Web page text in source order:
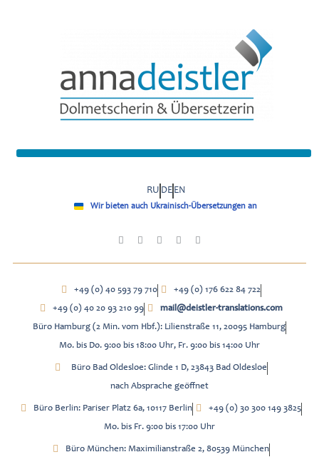
RU DE EN
Wir bieten auch Ukrainisch-Übersetzungen an
+49 (0) 40 593 79 710
+49 (0) 176 622 84 722
+49 (0) 40 20 93 210 99
mail@deistler-translations.com
Büro Hamburg (2 Min. vom Hbf.): Lilienstraße 11, 20095 Hamburg
Mo. bis Do. 9:00 bis 18:00 Uhr, Fr. 9:00 bis 14:00 Uhr
Büro Bad Oldesloe: Glinde 1 D, 23843 Bad Oldesloe
nach Absprache geöffnet
Büro Berlin: Pariser Platz 6a, 10117 Berlin
+49 (0) 30 300 149 3825
Mo. bis Fr. 9:00 bis 17:00 Uhr
Büro München: Maximilianstraße 2, 80539 München